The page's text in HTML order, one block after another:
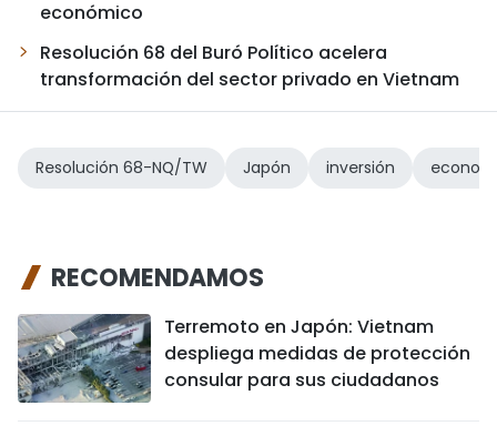
económico
Resolución 68 del Buró Político acelera
transformación del sector privado en Vietnam
Resolución 68-NQ/TW Japón inversión
RECOMENDAMOS
Terremoto en Japón: Vietnam
despliega medidas de protección
consular para sus ciudadanos